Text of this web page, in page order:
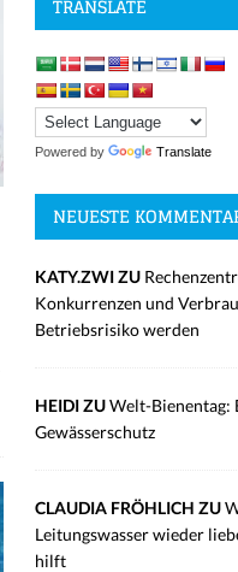
TRANSLATE
Powered by Translate
NEUESTE
KATY.ZWI ZU
Konkurrenzen und
Betriebsrisiko werden
HEIDI ZUWelt-Bienentag:
Gewässerschutz
CLAUDIA FRÖHLICH ZU
Leitungswasser wieder
hilft